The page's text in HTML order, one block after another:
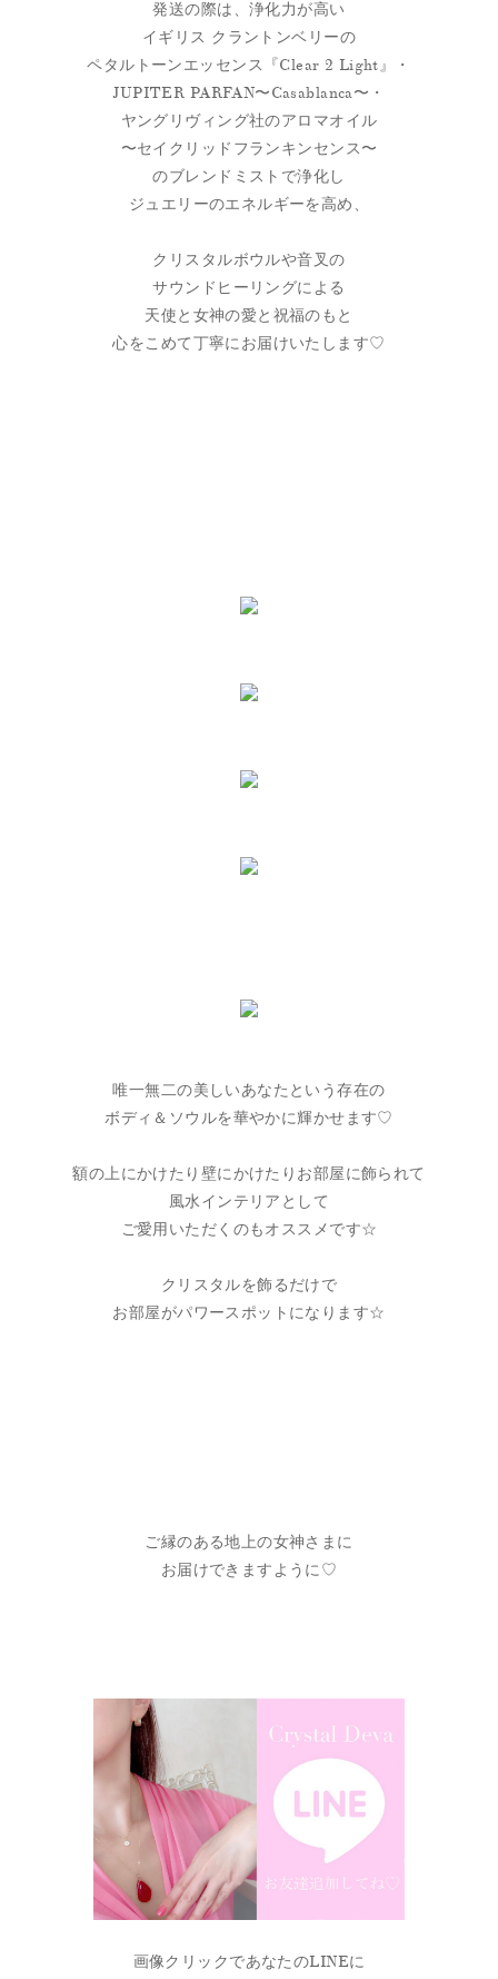
発送の際は、浄化力が高い
イギリス クラントンベリーの
ペタルトーンエッセンス『Clear 2 Light』・
JUPITER PARFAN〜Casablanca〜・
ヤングリヴィング社のアロマオイル
〜セイクリッドフランキンセンス〜
のブレンドミストで浄化し
ジュエリーのエネルギーを高め、
クリスタルボウルや音叉の
サウンドヒーリングによる
天使と女神の愛と祝福のもと
心をこめて丁寧にお届けいたします♡
唯一無二の美しいあなたという存在の
ボディ＆ソウルを華やかに輝かせます♡
額の上にかけたり壁にかけたりお部屋に飾られて
風水インテリアとして
ご愛用いただくのもオススメです☆
クリスタルを飾るだけで
お部屋がパワースポットになります☆
ご縁のある地上の女神さまに
お届けできますように♡
画像クリックであなたのLINEに